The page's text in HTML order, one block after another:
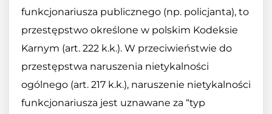
funkcjonariusza publicznego (np. policjanta), to
przestępstwo określone w polskim Kodeksie
Karnym (art. 222 k.k.). W przeciwieństwie do
przestępstwa naruszenia nietykalności
ogólnego (art. 217 k.k.), naruszenie nietykalności
funkcjonariusza jest uznawane za “typ